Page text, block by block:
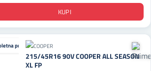
pnevmatika
215/45R16 90V COOPER ALL SEASON
XL FP